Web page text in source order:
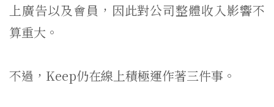
上廣告以及會員，因此對公司整體收入影響不
算重大。
不過，Keep仍在線上積極運作著三件事。